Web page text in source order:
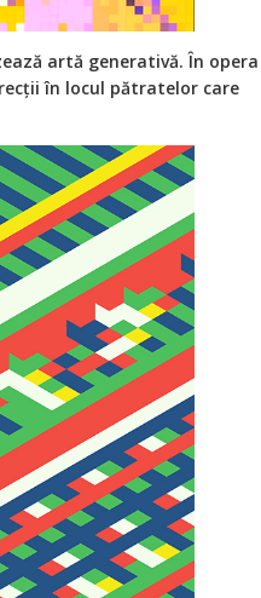
artă generativă. În opera
în locul pătratelor care